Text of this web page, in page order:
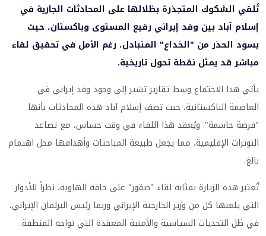
تُلقي الشكوك المتجذرة بظلالها على المحادثات الجارية في
إسلام آباد بين وفد إيراني رفيع المستوى وباكستان، حيث
يسود الحذر من "الخداع" المتبادل، رغم الأمل في تحقيق لقاء
مباشر قد يمثل نقطة تحول تاريخية.
يأتي هذا الاجتماع وسط تقارير تشير إلى وجود وفد إيراني في
العاصمة الباكستانية، حيث تصف إسلام آباد هذه المحادثات بأنها
"فرصة حاسمة". ويُعقد هذا اللقاء في وقت حساس، مع تصاعد
التوترات الإقليمية، مما يجعل طبيعة المباحثات وأهدافها محل اهتمام
بالغ.
تُعتبر هذه الزيارة بمثابة لقاء "صقور" على حافة الهاوية، نظراً للأدوار
التي يلعبها كل من وزير الخارجية الإيراني وربما رئيس البرلمان الإيراني،
في ظل التحديات السياسية والأمنية المعقدة التي تواجه المنطقة.